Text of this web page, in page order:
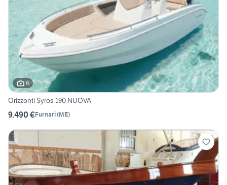
6
Orizzonti Syros 190 NUOVA
9.490 €Furnari(ME)